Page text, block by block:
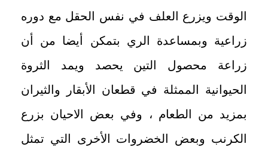
الوقت ويزرع العلف في نفس الحقل مع دوره
زراعية وبمساعدة الري بتمكن أيضا من أن
زراعة محصول التين يحصد ويمد الثروة
الحيوانية الممثلة في قطعان الأبقار والثيران
بمزيد من الطعام ، وفي بعض الاحيان بزرع
الكرنب وبعض الخضروات الأخرى التي تمثل